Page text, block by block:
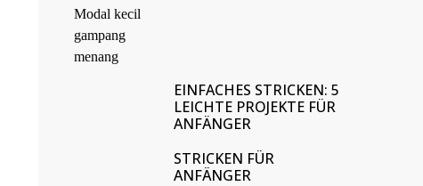
EINFACHES STRICKEN: 5
LEICHTE PROJEKTE FÜR
ANFÄNGER
STRICKEN FÜR
ANFÄNGER